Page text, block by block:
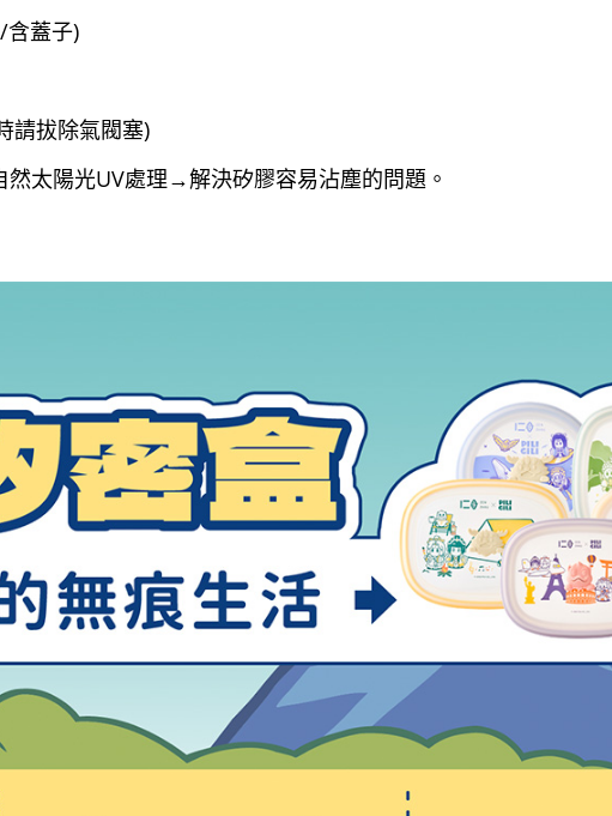
含蓋子)
請拔除氣閥塞)
太陽光UV處理→解決矽膠容易沾塵的問題。